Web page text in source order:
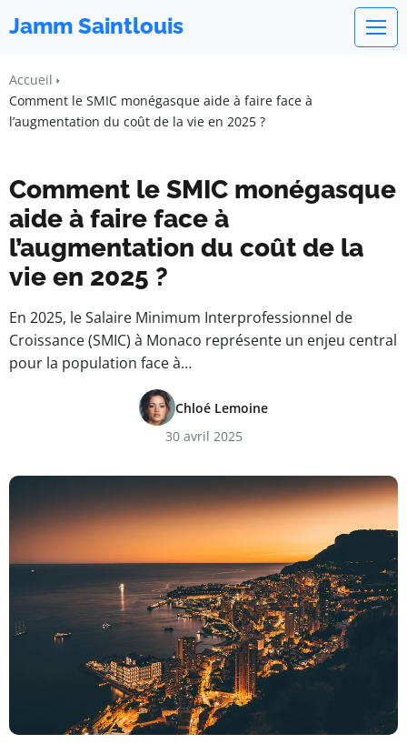
Jamm Saintlouis
Accueil
Comment le SMIC monégasque aide à faire face à
l’augmentation du coût de la vie en 2025 ?
Comment le SMIC monégasque
aide à faire face à
l’augmentation du coût de la
vie en 2025 ?
En 2025, le Salaire Minimum Interprofessionnel de
Croissance (SMIC) à Monaco représente un enjeu central
pour la population face à…
Chloé Lemoine
30 avril 2025